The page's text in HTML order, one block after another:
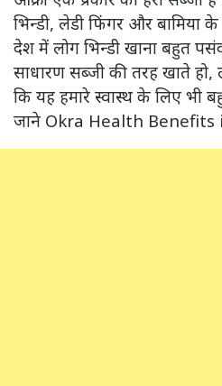
भिन्डी, लेडी फिंगर और बामिया
देश में लोग भिन्डी खाना बहुत
साधारण सब्जी की तरह खाते
कि यह हमारे स्वास्थ के लिए भी
जाने Okra Health Benefits